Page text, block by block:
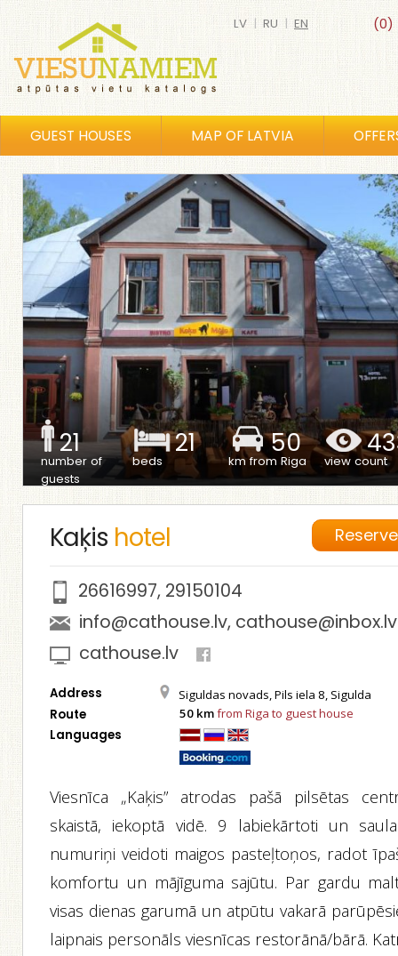
(0)
LV | RU | EN
GUEST HOUSES MAP OF LATVIA
21
number of
guests
21
beds
50
km from Riga view count
Kaķis hotel Reserve
26616997, 29150104
info@cathouse.lv, cathouse@inbox.lv
cathouse.lv
Address Siguldas novads, Pils iela 8, Sigulda
Route 50 kmfrom Riga to guest house
Languages
Viesnīca „Kaķis” atrodas pašā pilsētas
skaistā, iekoptā vidē. 9 labiekārtoti un
numuriņi veidoti maigos pasteļtoņos, radot
komfortu un mājīguma sajūtu. Par gardu
visas dienas garumā un atpūtu vakarā
laipnais personāls viesnīcas restorānā/bārā.